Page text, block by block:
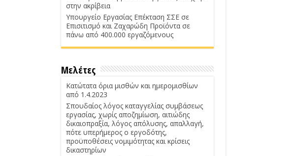
στην ακρίβεια
Υπουργείο Εργασίας Επέκταση ΣΣΕ σε
Επισιτισμό και Ζαχαρώδη Προϊόντα σε
πάνω από 400.000 εργαζόμενους
Μελέτες
Κατώτατα όρια μισθών και ημερομισθίων
από 1.4.2023
Σπουδαίος λόγος καταγγελίας συμβάσεως
εργασίας, χωρίς αποζημίωση, αιτιώδης
δικαιοπραξία, λόγος απόλυσης, απαλλαγή,
πότε υπερήμερος ο εργοδότης,
προϋποθέσεις νομιμότητας και κρίσεις
δικαστηρίων